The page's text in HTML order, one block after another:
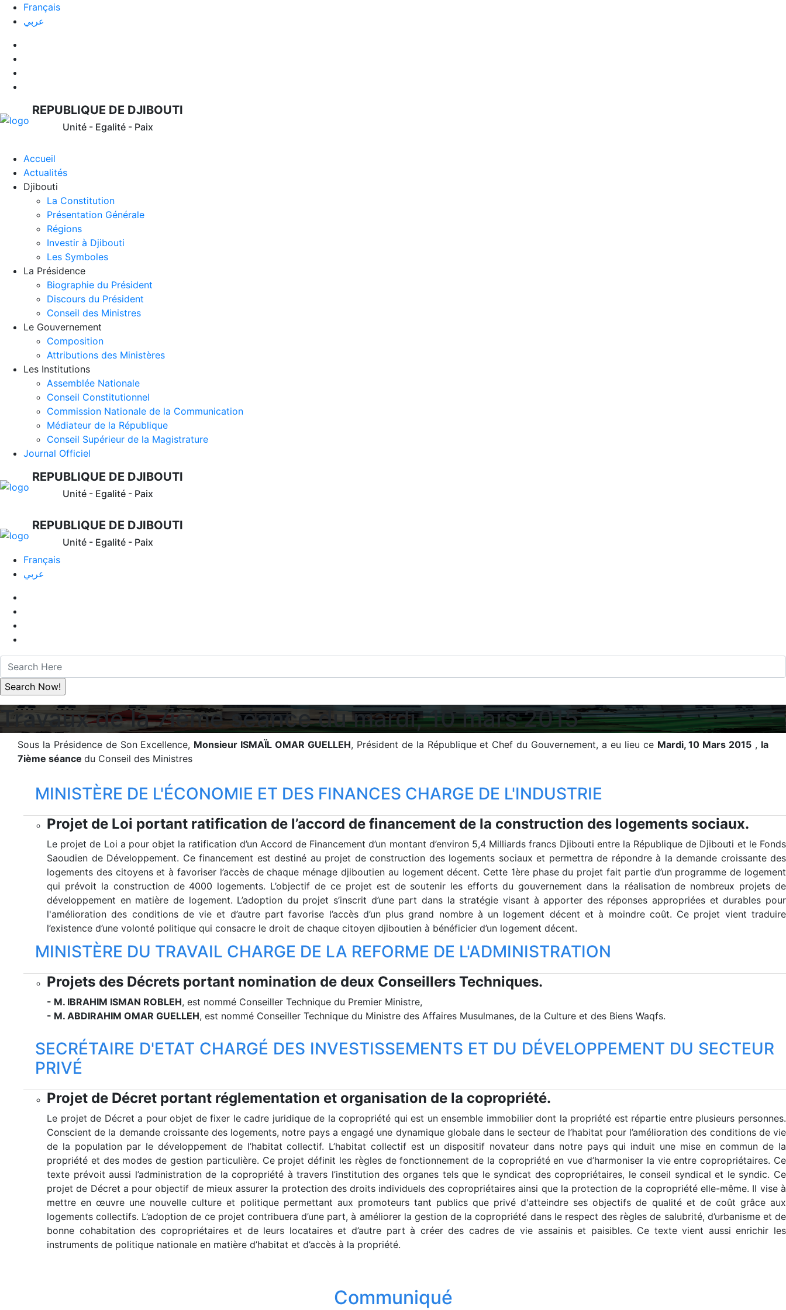
Français
عربي
REPUBLIQUE DE DJIBOUTI
Unité - Egalité - Paix
Accueil
Actualités
Djibouti
La Constitution
Présentation Générale
Régions
Investir à Djibouti
Les Symboles
La Présidence
Biographie du Président
Discours du Président
Conseil des Ministres
Le Gouvernement
Composition
Attributions des Ministères
Les Institutions
Assemblée Nationale
Conseil Constitutionnel
Commission Nationale de la Communication
Médiateur de la République
Conseil Supérieur de la Magistrature
Journal Officiel
REPUBLIQUE DE DJIBOUTI
Unité - Egalité - Paix
REPUBLIQUE DE DJIBOUTI
Unité - Egalité - Paix
Français
عربي
Travaux de la 7ième séance du mardi, 10 mars 2015
Sous la Présidence de Son Excellence, Monsieur ISMAÏL OMAR GUELLEH, Président de la République et Chef du Gouvernement, a eu lieu ce Mardi, 10 Mars 2015 , la
7ième séance du Conseil des Ministres
MINISTÈRE DE L'ÉCONOMIE ET DES FINANCES CHARGE DE L'INDUSTRIE
Projet de Loi portant ratification de l’accord de financement de la construction des logements sociaux.
Le projet de Loi a pour objet la ratification d’un Accord de Financement d’un montant d’environ 5,4 Milliards francs Djibouti entre la République de Djibouti et le Fonds
Saoudien de Développement. Ce financement est destiné au projet de construction des logements sociaux et permettra de répondre à la demande croissante des
logements des citoyens et à favoriser l’accès de chaque ménage djiboutien au logement décent. Cette 1ère phase du projet fait partie d’un programme de logement
qui prévoit la construction de 4000 logements. L’objectif de ce projet est de soutenir les efforts du gouvernement dans la réalisation de nombreux projets de
développement en matière de logement. L’adoption du projet s’inscrit d’une part dans la stratégie visant à apporter des réponses appropriées et durables pour
l'amélioration des conditions de vie et d’autre part favorise l’accès d’un plus grand nombre à un logement décent et à moindre coût. Ce projet vient traduire
l’existence d’une volonté politique qui consacre le droit de chaque citoyen djiboutien à bénéficier d’un logement décent.
MINISTÈRE DU TRAVAIL CHARGE DE LA REFORME DE L'ADMINISTRATION
Projets des Décrets portant nomination de deux Conseillers Techniques.
- M. IBRAHIM ISMAN ROBLEH, est nommé Conseiller Technique du Premier Ministre,
- M. ABDIRAHIM OMAR GUELLEH, est nommé Conseiller Technique du Ministre des Affaires Musulmanes, de la Culture et des Biens Waqfs.
SECRÉTAIRE D'ETAT CHARGÉ DES INVESTISSEMENTS ET DU DÉVELOPPEMENT DU SECTEUR
PRIVÉ
Projet de Décret portant réglementation et organisation de la copropriété.
Le projet de Décret a pour objet de fixer le cadre juridique de la copropriété qui est un ensemble immobilier dont la propriété est répartie entre plusieurs personnes.
Conscient de la demande croissante des logements, notre pays a engagé une dynamique globale dans le secteur de l’habitat pour l’amélioration des conditions de vie
de la population par le développement de l’habitat collectif. L’habitat collectif est un dispositif novateur dans notre pays qui induit une mise en commun de la
propriété et des modes de gestion particulière. Ce projet définit les règles de fonctionnement de la copropriété en vue d’harmoniser la vie entre copropriétaires. Ce
texte prévoit aussi l’administration de la copropriété à travers l’institution des organes tels que le syndicat des copropriétaires, le conseil syndical et le syndic. Ce
projet de Décret a pour objectif de mieux assurer la protection des droits individuels des copropriétaires ainsi que la protection de la copropriété elle-même. Il vise à
mettre en œuvre une nouvelle culture et politique permettant aux promoteurs tant publics que privé d'atteindre ses objectifs de qualité et de coût grâce aux
logements collectifs. L’adoption de ce projet contribuera d’une part, à améliorer la gestion de la copropriété dans le respect des règles de salubrité, d’urbanisme et de
bonne cohabitation des copropriétaires et de leurs locataires et d’autre part à créer des cadres de vie assainis et paisibles. Ce texte vient aussi enrichir les
instruments de politique nationale en matière d’habitat et d’accès à la propriété.
Communiqué